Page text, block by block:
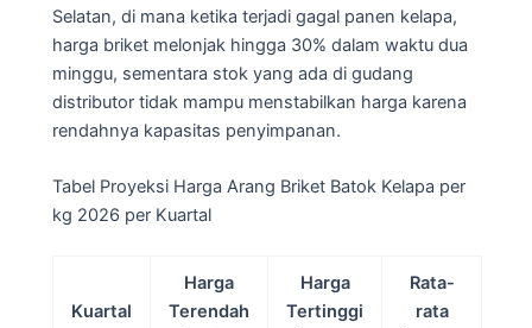
Selatan, di mana ketika terjadi gagal panen kelapa,
harga briket melonjak hingga 30% dalam waktu dua
minggu, sementara stok yang ada di gudang
distributor tidak mampu menstabilkan harga karena
rendahnya kapasitas penyimpanan.
Tabel Proyeksi Harga Arang Briket Batok Kelapa per
kg 2026 per Kuartal
Kuartal
Harga
Terendah
Harga
Tertinggi
Rata-
rata